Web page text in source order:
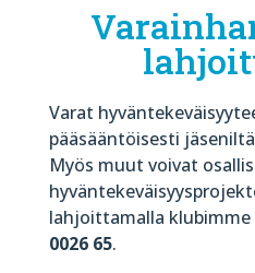
Varat
pääsääntöisesti
Myös muut voivat
lahjoittamalla
0026 65.